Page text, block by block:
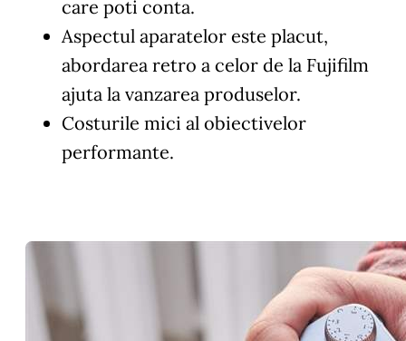
care poti conta.
Aspectul aparatelor este placut,
abordarea retro a celor de la Fujifilm
ajuta la vanzarea produselor.
Costurile mici al obiectivelor
performante.